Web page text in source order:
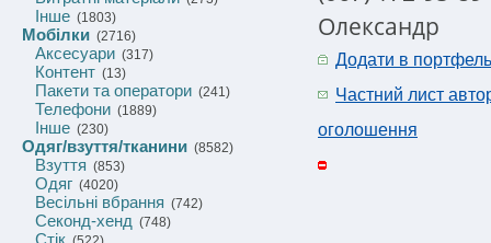
Інше (1803)
Мобілки (2716)
Аксесуари (317)
Контент (13)
Пакети та оператори (241)
Телефони (1889)
Інше (230)
Одяг/взуття/тканини (8582)
Взуття (853)
Одяг (4020)
Весільні вбрання (742)
Секонд-хенд (748)
Стік
Олександр
Додати в портфель
Частний лист
оголошення